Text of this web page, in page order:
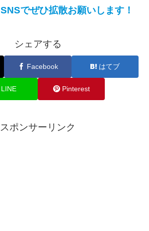
でぜひ拡散お願いします！
シェアする
Facebook はてブ
LINE Pinterest
スポンサーリンク